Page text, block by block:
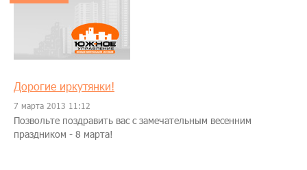
Дорогие иркутянки!
7 марта 2013 11:12
Позвольте поздравить вас с замечательным весенним
праздником - 8 марта!